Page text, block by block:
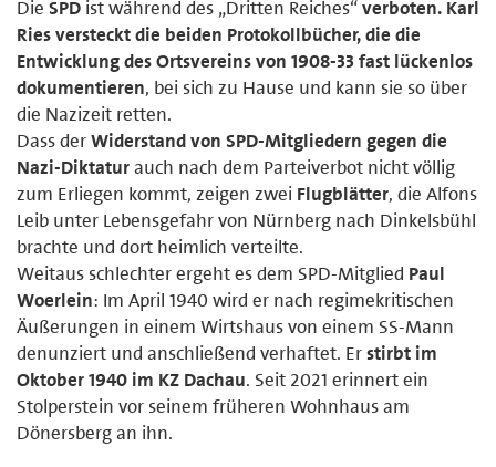
Die SPD ist während des „Dritten Reiches“verboten. Karl
Ries versteckt die beiden Protokollbücher, die die
Entwicklung des Ortsvereins von 1908-33 fast lückenlos
dokumentieren, bei sich zu Hause und kann sie so über
die Nazizeit retten.
Dass derWiderstand von SPD-Mitgliedern gegen die
Nazi-Diktaturauch nach dem Parteiverbot nicht völlig
zum Erliegen kommt, zeigen zwei Flugblätter, die Alfons
Leib unter Lebensgefahr von Nürnberg nach Dinkelsbühl
brachte und dort heimlich verteilte.
Weitaus schlechter ergeht es dem SPD-Mitglied Paul
Woerlein: Im April 1940 wird er nach regimekritischen
Äußerungen in einem Wirtshaus von einem SS-Mann
denunziert und anschließend verhaftet. Erstirbt im
Oktober 1940 im KZ Dachau. Seit 2021 erinnert ein
Stolperstein vor seinem früheren Wohnhaus am
Dönersberg an ihn.